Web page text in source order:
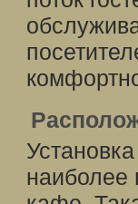
наиболее